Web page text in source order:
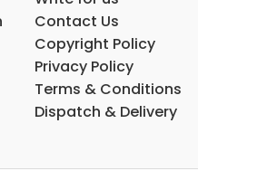
Contact Us
Copyright Policy
Privacy Policy
Terms & Conditions
Dispatch & Delivery